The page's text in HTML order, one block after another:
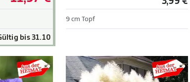
bis 31.10
9 cm Topf